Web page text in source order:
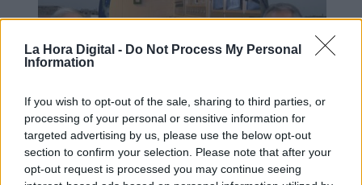
La Hora Digital - Do Not Process My Personal
Information
If you wish to opt-out of the sale, sharing to third parties, or
processing of your personal or sensitive information for
targeted advertising by us, please use the below opt-out
section to confirm your selection. Please note that after your
opt-out request is processed you may continue seeing
¿QUÉ ESTÁ PASANDO EN EL
MUNDO? | Búnkeres, centros de
coordinación y comuniación